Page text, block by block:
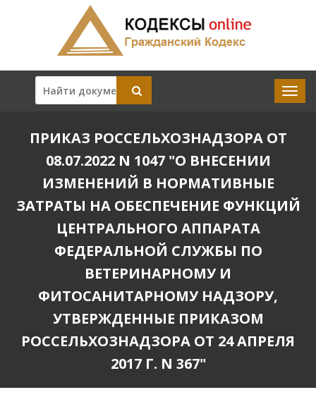
ПРИКАЗ РОССЕЛЬХОЗНАДЗОРА ОТ
08.07.2022 N 1047 "О ВНЕСЕНИИ
ИЗМЕНЕНИЙ В НОРМАТИВНЫЕ
ЗАТРАТЫ НА ОБЕСПЕЧЕНИЕ ФУНКЦИЙ
ЦЕНТРАЛЬНОГО АППАРАТА
ФЕДЕРАЛЬНОЙ СЛУЖБЫ ПО
ВЕТЕРИНАРНОМУ И
ФИТОСАНИТАРНОМУ НАДЗОРУ,
УТВЕРЖДЕННЫЕ ПРИКАЗОМ
РОССЕЛЬХОЗНАДЗОРА ОТ 24 АПРЕЛЯ
2017 Г. N 367"